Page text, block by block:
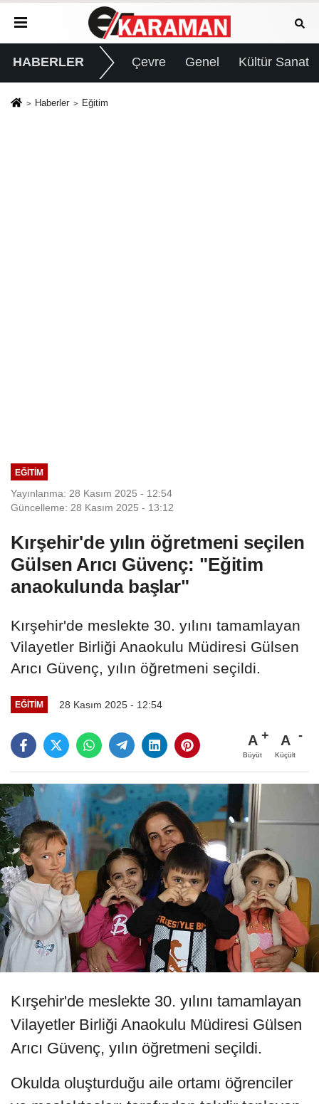
HABERLER Çevre Genel Kültür Sanat
Haberler Eğitim
EĞITIM
Yayınlanma: 28 Kasım 2025 - 12:54
Güncelleme: 28 Kasım 2025 - 13:12
Kırşehir'de yılın öğretmeni seçilen
Gülsen Arıcı Güvenç: "Eğitim
anaokulunda başlar"
Kırşehir'de meslekte 30. yılını tamamlayan
Vilayetler Birliği Anaokulu Müdiresi Gülsen
Arıcı Güvenç, yılın öğretmeni seçildi.
EĞITIM 28 Kasım 2025 - 12:54
A
Büyüt
A
Küçült
Kırşehir'de meslekte 30. yılını tamamlayan
Vilayetler Birliği Anaokulu Müdiresi Gülsen
Arıcı Güvenç, yılın öğretmeni seçildi.
Okulda oluşturduğu aile ortamı öğrenciler